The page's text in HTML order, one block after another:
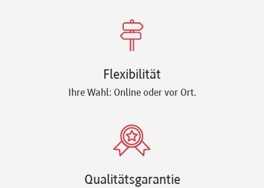
Flexibilität
Ihre Wahl: Online oder vor Ort.
Qualitätsgarantie